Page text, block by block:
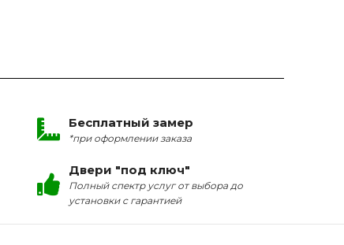
Бесплатный замер
*при оформлении заказа
Двери "под ключ"
Полный спектр услуг от выбора до
установки с гарантией